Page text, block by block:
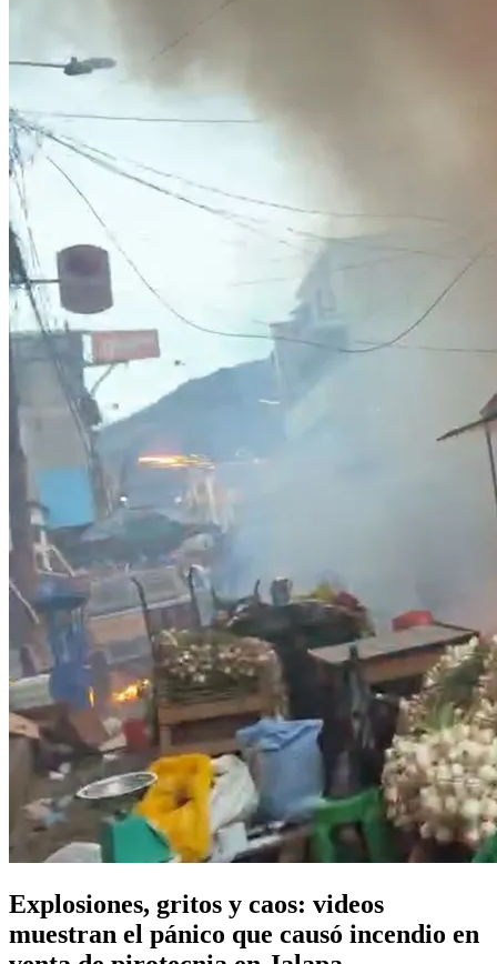
Explosiones, gritos y caos: videos
muestran el pánico que causó incendio en